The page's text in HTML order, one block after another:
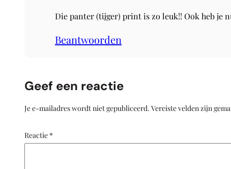
Die panter (tijger) print is zo leuk!! Ook heb je
Beantwoorden
Geef een reactie
Je e-mailadres wordt niet gepubliceerd. Vereiste velden zijn
Reactie *